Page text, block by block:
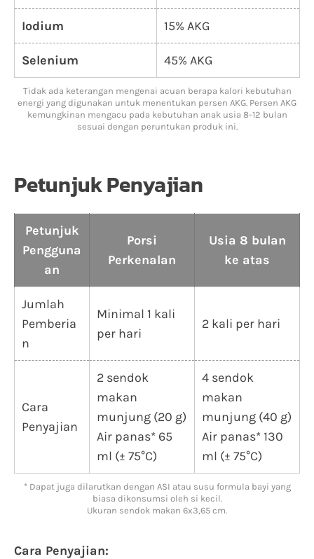
Iodium 15% AKG
Selenium 45% AKG
Tidak ada keterangan mengenai acuan berapa kalori kebutuhan
energi yang digunakan untuk menentukan persen AKG. Persen AKG
kemungkinan mengacu pada kebutuhan anak usia 8-12 bulan
sesuai dengan peruntukan produk ini.
Petunjuk Penyajian
Petunjuk
Pengguna
an
Porsi
Perkenalan
Usia 8 bulan
ke atas
Jumlah
Pemberia
n
Minimal 1 kali
per hari
2 kali per hari
Cara
Penyajian
2 sendok
makan
munjung (20 g)
Air panas* 65
ml (± 75°C)
4 sendok
makan
munjung (40 g)
Air panas* 130
ml (± 75°C)
* Dapat juga dilarutkan dengan ASI atau susu formula bayi yang
biasa dikonsumsi oleh si kecil.
Ukuran sendok makan 6x3,65 cm.
Cara Penyajian: